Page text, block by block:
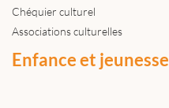
Chéquier culturel
Associations culturelles
Enfance et jeunesse